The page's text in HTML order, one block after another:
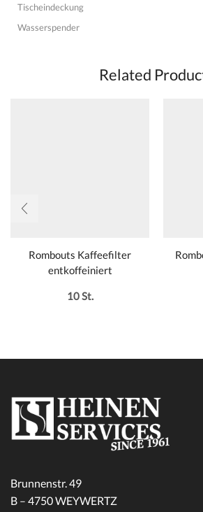
Tischeindeckung
Wasserspender
Related
Rombouts Kaffeefilter
entkoffeiniert
10 St.
Brunnenstr. 49
B – 4750 WEYWERTZ